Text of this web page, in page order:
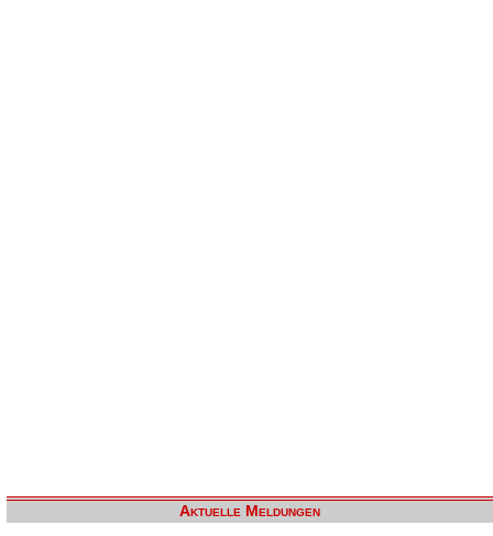
Aktuelle Meldungen